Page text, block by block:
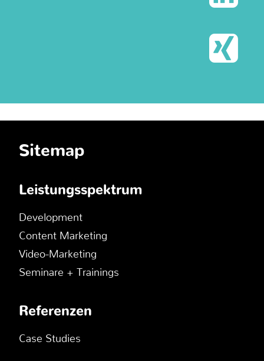
Sitemap
Leistungsspektrum
Development
Content Marketing
Video-Marketing
Seminare + Trainings
Referenzen
Case Studies